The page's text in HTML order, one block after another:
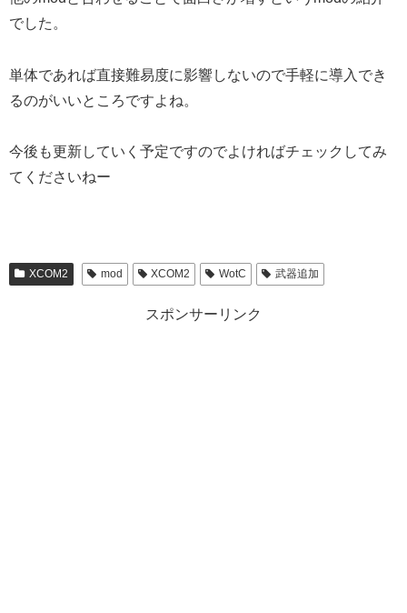
でした。
単体であれば直接難易度に影響しないので手軽に導入でき
るのがいいところですよね。
今後も更新していく予定ですのでよければチェックしてみ
てくださいねー
XCOM2 mod XCOM2 WotC 武器追加
スポンサーリンク